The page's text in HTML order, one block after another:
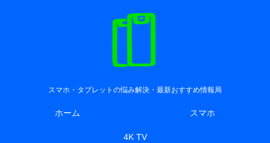
スマホ・タブレットの悩み解決・最新おすすめ情報局
ホーム スマホ
4K TV